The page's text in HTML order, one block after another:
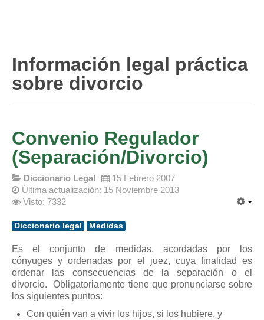
Información legal práctica
sobre divorcio
Convenio Regulador
(Separación/Divorcio)
Diccionario Legal
15 Febrero 2007
Última actualización: 15 Noviembre 2013
Visto: 7332
Diccionario legal Medidas
Es el conjunto de medidas, acordadas por los
cónyuges y ordenadas por el juez, cuya finalidad es
ordenar las consecuencias de la separación o el
divorcio. Obligatoriamente tiene que pronunciarse sobre
los siguientes puntos:
Con quién van a vivir los hijos, si los hubiere, y